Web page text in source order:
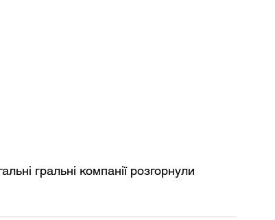
гральні компанії розгорнули